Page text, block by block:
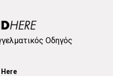
Οδηγός
Here